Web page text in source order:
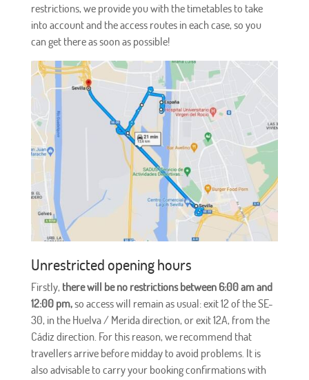
restrictions, we provide you with the timetables to take
into account and the access routes in each case, so you
can get there as soon as possible!
Unrestricted opening hours
Firstly, there will be no restrictions between 6:00 am and
12:00 pm,so access will remain as usual: exit 12 of the SE-
30, in the Huelva / Merida direction, or exit 12A, from the
Cádiz direction. For this reason, we recommend that
travellers arrive before midday to avoid problems. It is
also advisable to carry your booking confirmations with